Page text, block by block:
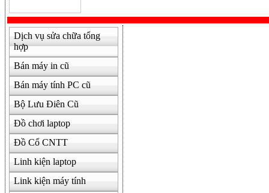
Dịch vụ sửa chữa tổng
hợp
Bán máy in cũ
Bán máy tính PC cũ
Bộ Lưu Điên Cũ
Đồ chơi laptop
Đồ Cổ CNTT
Linh kiện laptop
Link kiện máy tính